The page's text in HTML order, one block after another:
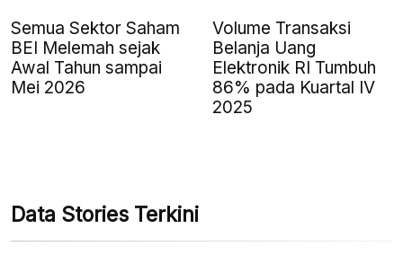
Semua Sektor Saham
BEI Melemah sejak
Awal Tahun sampai
Mei 2026
Volume Transaksi
Belanja Uang
Elektronik RI Tumbuh
86% pada Kuartal IV
2025
Data Stories Terkini